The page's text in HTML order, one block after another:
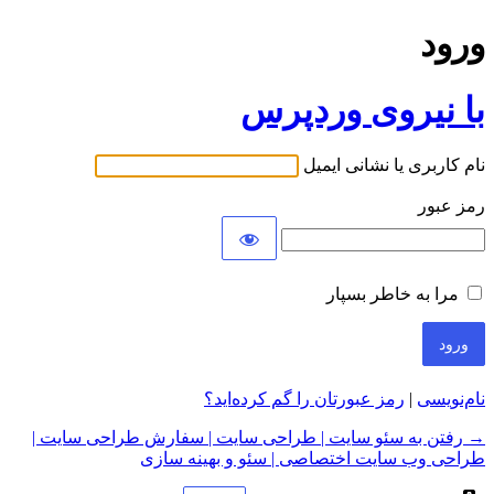
ورود
با نیروی وردپرس
نام کاربری یا نشانی ایمیل
رمز عبور
مرا به خاطر بسپار
نام‌نویسی | رمز عبورتان را گم کرده‌اید؟
→ رفتن به سئو سایت | طراحی سایت | سفارش طراحی سایت |
طراحی وب سایت اختصاصی | سئو و بهینه سازی